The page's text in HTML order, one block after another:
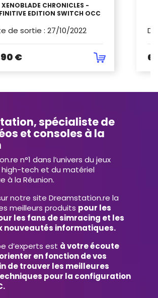
XENOBLADE CHRONICLES -
EDITION SWITCH OCC
de sortie : 27/10/2022
€
spécialiste de
et consoles à la
n°1 dans l’univers du jeux
high-tech et du matériel
à la Réunion.
notre site Dreamstation.re la
meilleurs produits pour les
les fans de simracing et les
nouveautés informatiques.
d’experts est à votre écoute
en fonction de vos
de trouver les meilleures
pour la configuration